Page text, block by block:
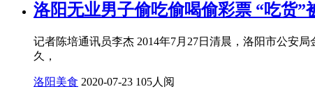
洛阳无业男子偷吃偷喝偷彩票 “吃货”
记者陈培通讯员李杰 2014年7月27日清晨，洛阳市公安
久，
洛阳美食 2020-07-23 105人阅